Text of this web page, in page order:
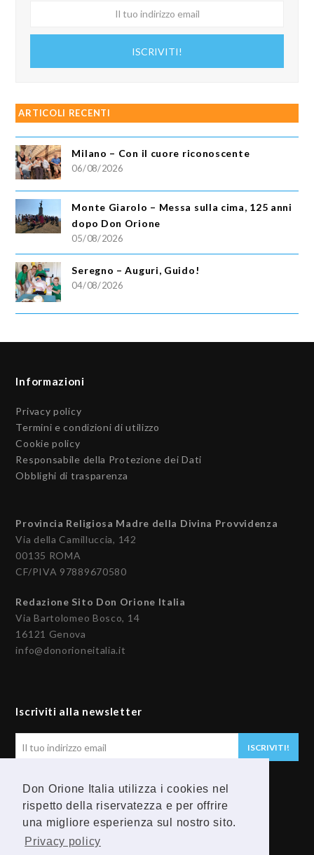
Don Orione Italia utilizza i cookies nel
rispetto della riservatezza e per offrire
una migliore esperienza sul nostro sito.
Privacy policy
ISCRIVITI!
ARTICOLI RECENTI
Milano – Con il cuore riconoscente
06/08/2026
Monte Giarolo – Messa sulla cima, 125 anni
dopo Don Orione
05/08/2026
Seregno – Auguri, Guido!
04/08/2026
Informazioni
Privacy policy
Termini e condizioni di utilizzo
Cookie policy
Responsabile della Protezione dei Dati
Obblighi di trasparenza
Provincia Religiosa Madre della Divina Provvidenza
Via della Camilluccia, 142
00135 ROMA
CF/PIVA 97889670580
Redazione Sito Don Orione Italia
Via Bartolomeo Bosco, 14
16121 Genova
info@donorioneitalia.it
Iscriviti alla newsletter
email
ISCRIVITI!
Seguici
F